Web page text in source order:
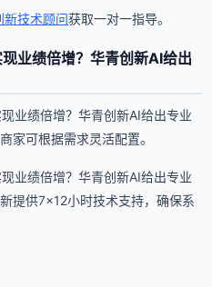
新技术顾问获取一对一指导。
业绩倍增？华青创新AI给出
业绩倍增？华青创新AI给出专业
家可根据需求灵活配置。
业绩倍增？华青创新AI给出专业
提供7×12小时技术支持，确保系